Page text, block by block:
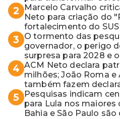
2
Marcelo Carvalho
Neto para criação do
fortalecimento do SUS
3
O tormento das
governador, o perigo
surpresa para 2028 e
guerra mundial
4 ACM Neto declara
milhões; João Roma e
também fazem
5
Pesquisas indicam
para Lula nos
Bahia e São Paulo são